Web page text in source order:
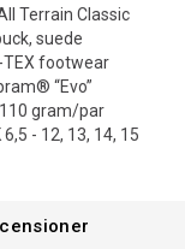
Terrain Classic
suede
TEX footwear
“Evo”
gram/par
- 12, 13, 14, 15